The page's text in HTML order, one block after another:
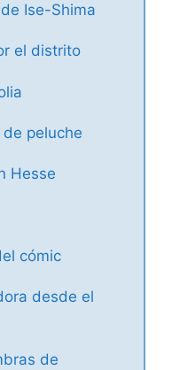
Ise-Shima
el distrito
peluche
Hesse
cómic
desde el
de